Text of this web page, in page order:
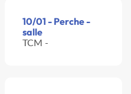
10/01 - Perche -
salle
TCM -